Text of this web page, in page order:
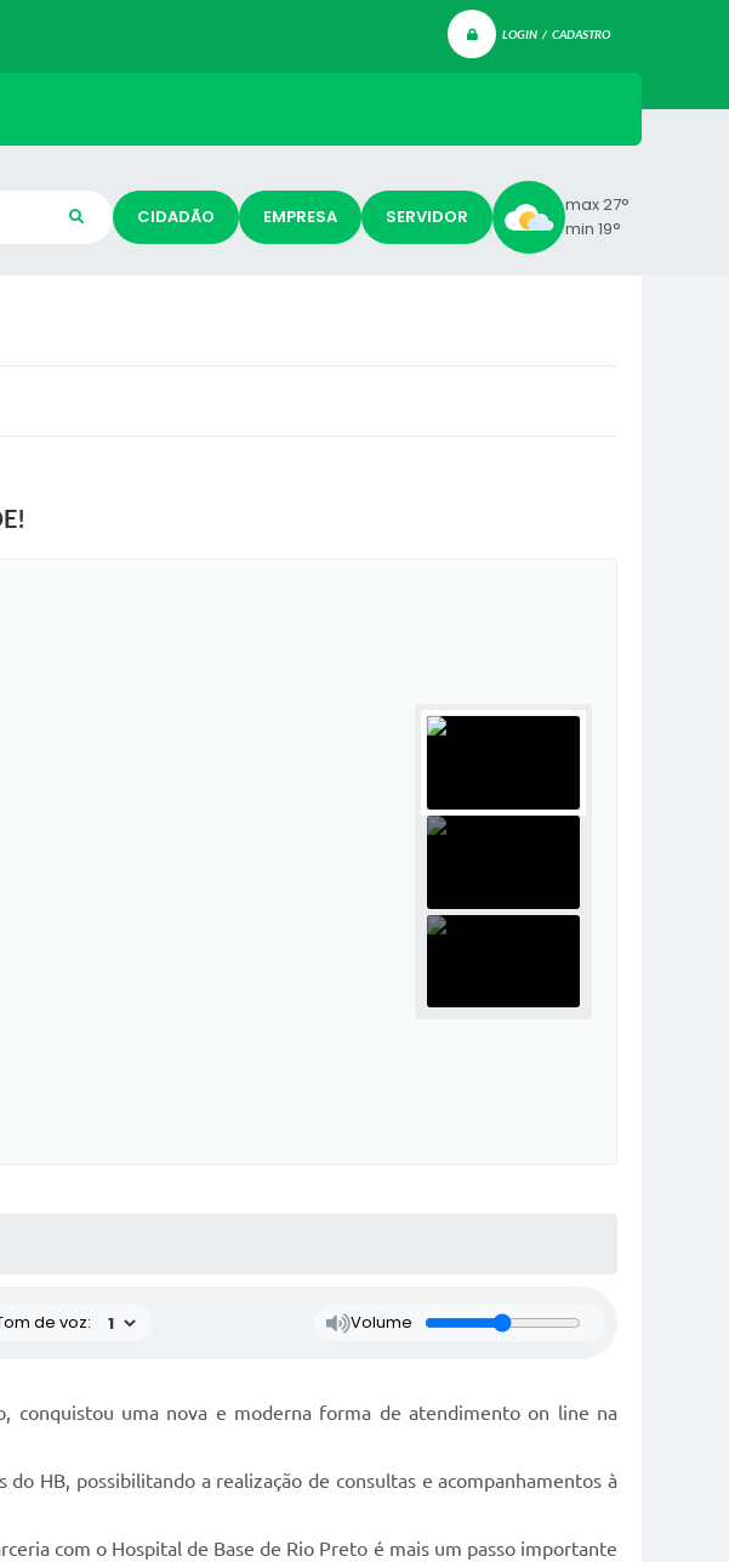
LOGIN / CADASTRO
CIDADÃO EMPRESA SERVIDOR
max 27°
min 19°
de voz: Volume
conquistou uma nova e moderna forma de atendimento on line na
HB, possibilitando a realização de consultas e acompanhamentos à
com o Hospital de Base de Rio Preto é mais um passo importante